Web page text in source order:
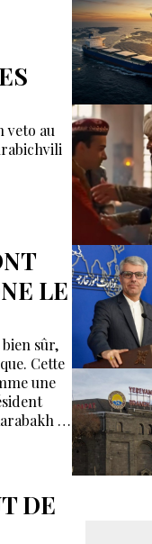
veto au
LE
sûr,
Cette
une
:
DE